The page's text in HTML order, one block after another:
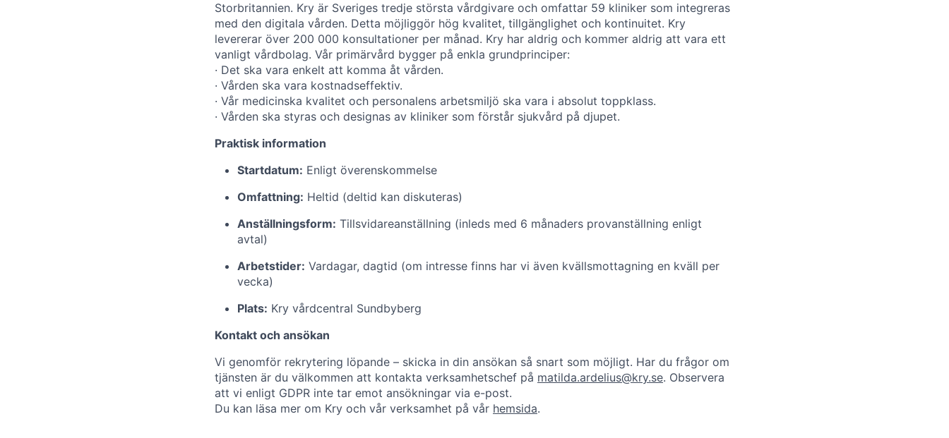
Storbritannien. Kry är Sveriges tredje största vårdgivare och omfattar 59 kliniker som integreras
med den digitala vården. Detta möjliggör hög kvalitet, tillgänglighet och kontinuitet. Kry
levererar över 200 000 konsultationer per månad. Kry har aldrig och kommer aldrig att vara ett
vanligt vårdbolag. Vår primärvård bygger på enkla grundprinciper:
· Det ska vara enkelt att komma åt vården.
· Vården ska vara kostnadseffektiv.
· Vår medicinska kvalitet och personalens arbetsmiljö ska vara i absolut toppklass.
· Vården ska styras och designas av kliniker som förstår sjukvård på djupet.
Praktisk information
Startdatum: Enligt överenskommelse
Omfattning: Heltid (deltid kan diskuteras)
Anställningsform: Tillsvidareanställning (inleds med 6 månaders provanställning enligt
avtal)
Arbetstider: Vardagar, dagtid (om intresse finns har vi även kvällsmottagning en kväll per
vecka)
Plats: Kry vårdcentral Sundbyberg
Kontakt och ansökan
Vi genomför rekrytering löpande – skicka in din ansökan så snart som möjligt. Har du frågor om
tjänsten är du välkommen att kontakta verksamhetschef på matilda.ardelius@kry.se. Observera
att vi enligt GDPR inte tar emot ansökningar via e-post.
Du kan läsa mer om Kry och vår verksamhet på vår hemsida.